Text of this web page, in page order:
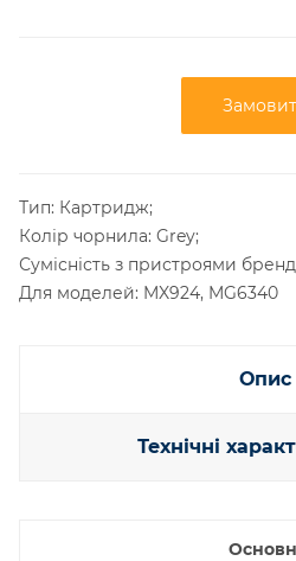
Тип: Картридж;
Колір чорнила: Grey;
Сумісність з пристроями
Для моделей: MX924, MG6340
Опис
Технічні